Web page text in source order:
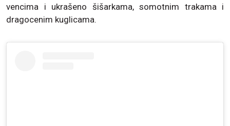
vencima i ukrašeno šišarkama, somotnim trakama i
dragocenim kuglicama.